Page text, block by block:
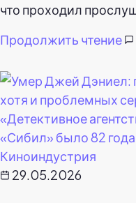
что проходил
Продолжить чтение
Киноиндустрия
29.05.2026